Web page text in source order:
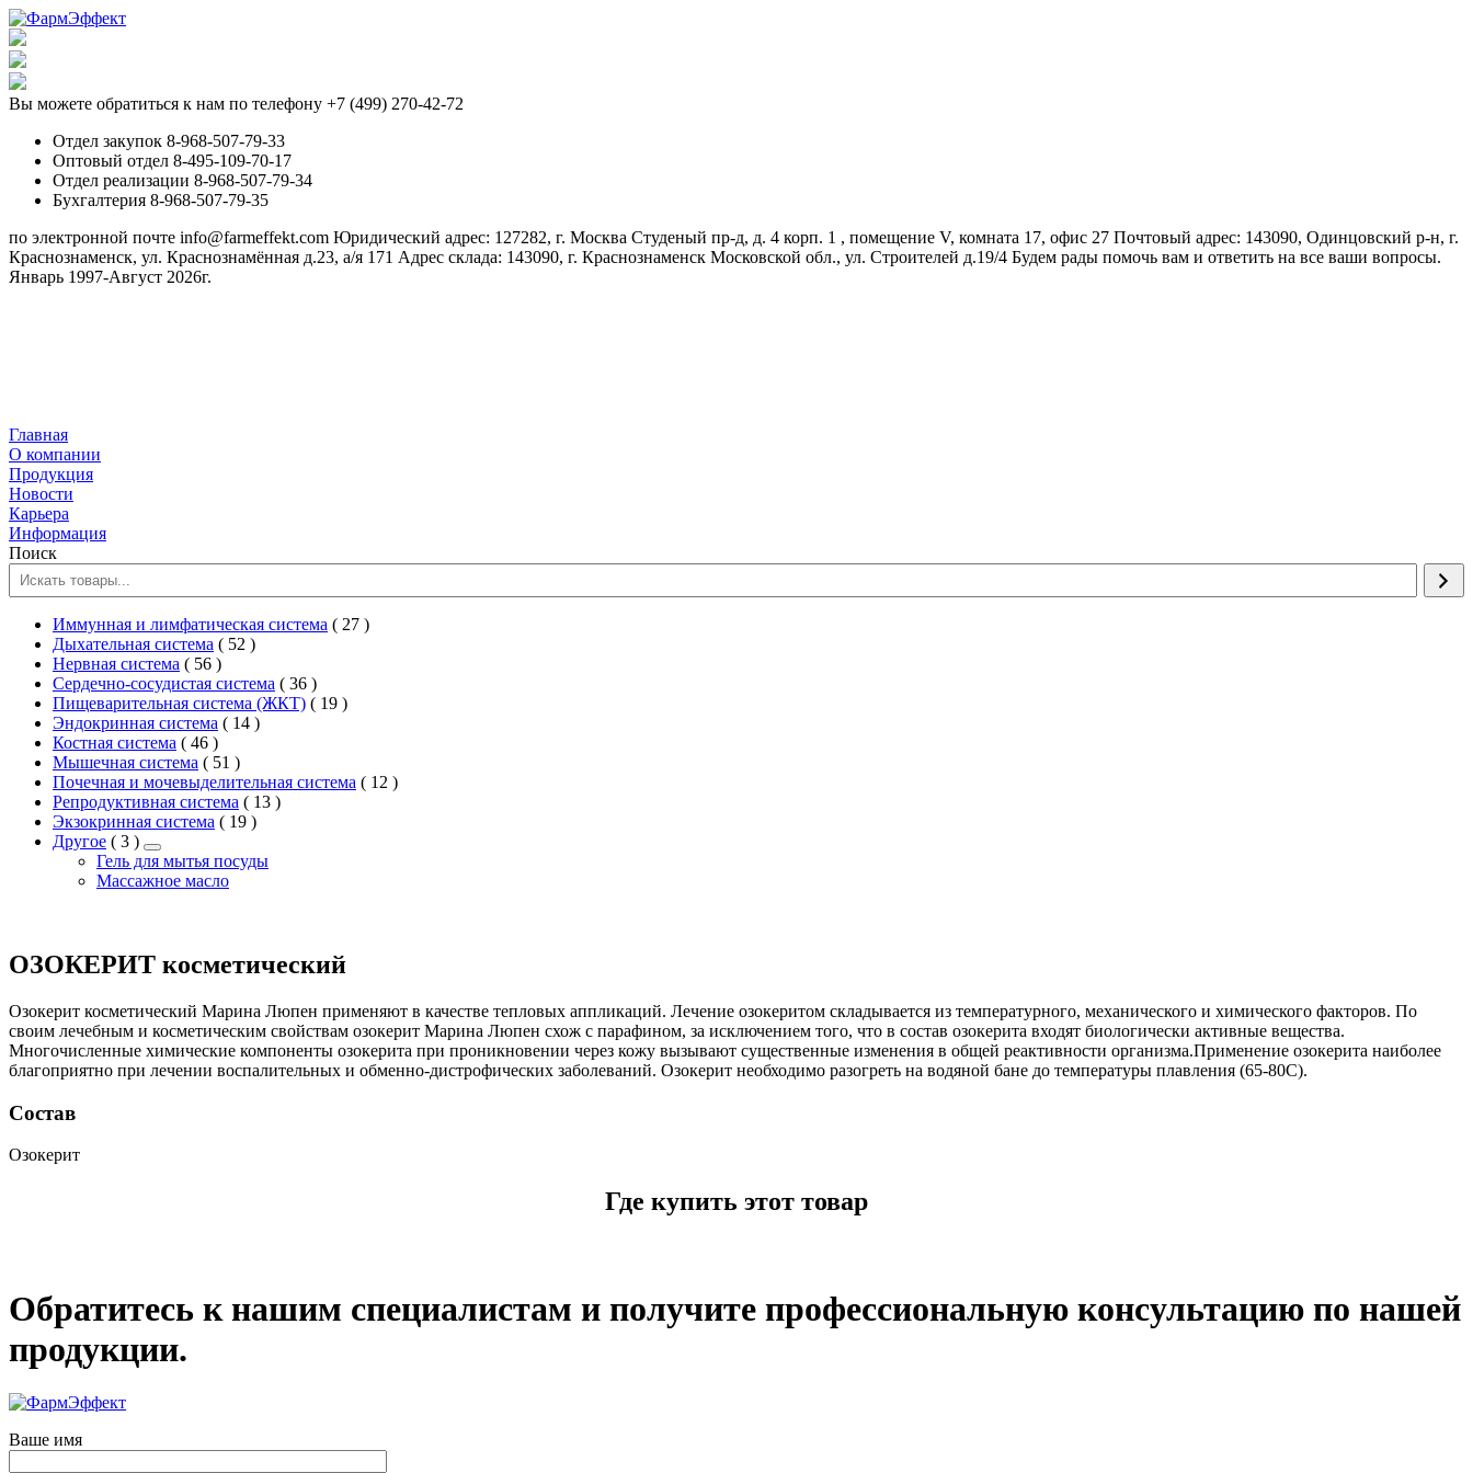
Вы можете обратиться к нам по телефону +7 (499) 270-42-72
Отдел закупок 8-968-507-79-33
Оптовый отдел 8-495-109-70-17
Отдел реализации 8-968-507-79-34
Бухгалтерия 8-968-507-79-35
по электронной почте info@farmeffekt.com Юридический адрес: 127282, г. Москва Студеный пр-д, д. 4 корп. 1 , помещение V, комната 17, офис 27 Почтовый адрес: 143090, Одинцовский р-н, г.
Краснознаменск, ул. Краснознамённая д.23, а/я 171 Адрес склада: 143090, г. Краснознаменск Московской обл., ул. Строителей д.19/4 Будем рады помочь вам и ответить на все ваши вопросы.
Январь 1997-Август 2026г.
Главная
О компании
Продукция
Новости
Карьера
Информация
Поиск
Иммунная и лимфатическая система 27 2
Дыхательная система 52 2
Нервная система 56 2
товара
Сердечно-сосудистая система 36 2
товара
Пищеварительная система (ЖКТ) 19 2
Эндокринная система 14 2
Костная система 46 2
товара
Мышечная система 51 2
товара
Почечная и мочевыделительная система 12 2
Репродуктивная система 13 2
Экзокринная система 19 2
Другое 3 2
товара
Гель для мытья посуды
Массажное масло
ОЗОКЕРИТ косметический
Озокерит косметический Марина Люпен применяют в качестве тепловых аппликаций. Лечение озокеритом складывается из температурного, механического и химического факторов. По
своим лечебным и косметическим свойствам озокерит Марина Люпен схож с парафином, за исключением того, что в состав озокерита входят биологически активные вещества.
Многочисленные химические компоненты озокерита при проникновении через кожу вызывают существенные изменения в общей реактивности организма.Применение озокерита наиболее
благоприятно при лечении воспалительных и обменно-дистрофических заболеваний. Озокерит необходимо разогреть на водяной бане до температуры плавления (65-80С).
Состав
Озокерит
Где купить этот товар
Обратитесь к нашим специалистам и получите профессиональную консультацию по нашей
продукции.
Ваше имя